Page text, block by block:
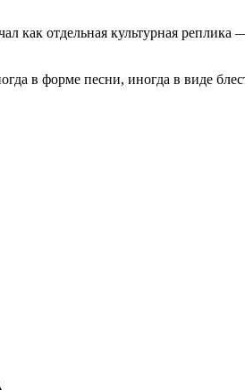
как отдельная культурная реплика
в форме песни, иногда в виде